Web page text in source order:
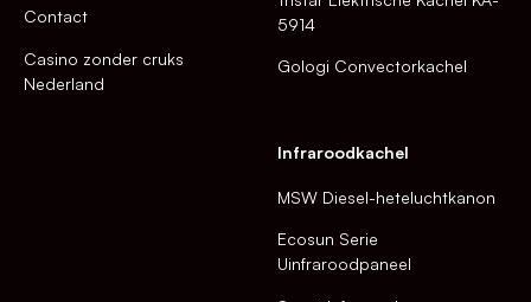
Contact
Casino zonder cruks
Nederland
5914
Gologi Convectorkachel
Infraroodkachel
MSW Diesel-heteluchtkanon
Ecosun Serie
Uinfraroodpaneel